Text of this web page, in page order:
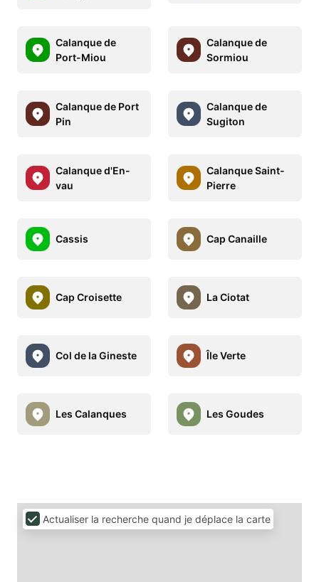
Calanque de
Port-Miou
Calanque de
Sormiou
Calanque de Port
Pin
Calanque de
Sugiton
Calanque d'En-
vau
Calanque Saint-
Pierre
Cassis Cap Canaille
Cap Croisette La Ciotat
Col de la Gineste Île Verte
Les Calanques Les Goudes
Actualiser la recherche quand je déplace la carte